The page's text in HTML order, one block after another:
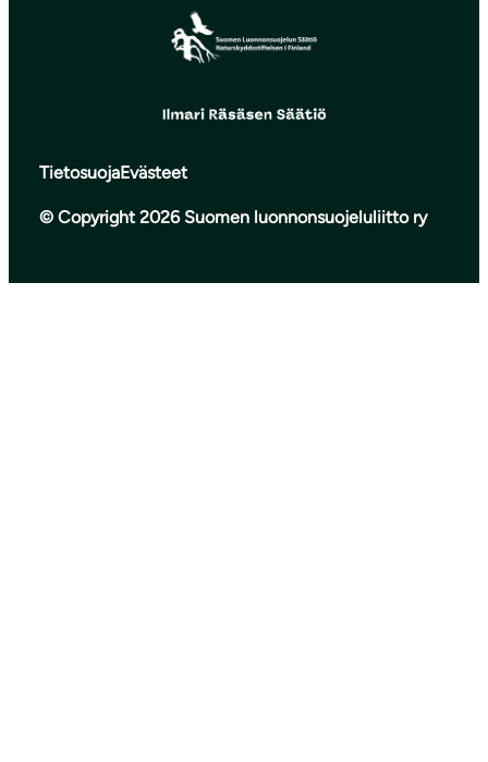
TietosuojaEvästeet
© Copyright 2026 Suomen luonnonsuojeluliitto ry